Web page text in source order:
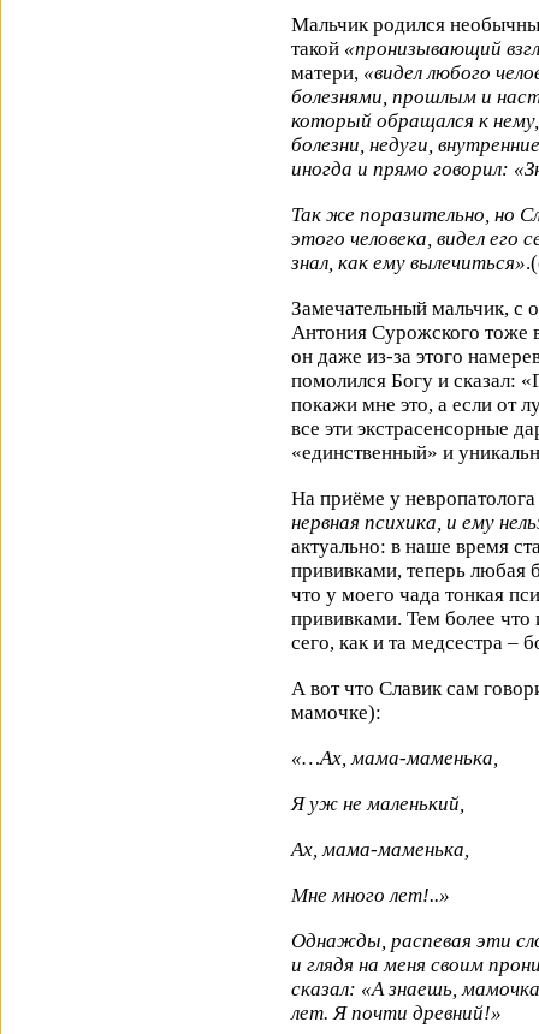
Мальчик родился
такой «пронизывающий
матери, «видел любого
болезнями, прошлым и
который обращался к нему,
болезни, недуги,
иногда и прямо говорил:
Так же поразительно, но
этого человека, видел его
знал, как ему вылечиться»
Замечательный мальчик, с
Антония Сурожского тоже
он даже из-за этого
помолился Богу и сказал:
покажи мне это, а если от
все эти экстрасенсорные
«единственный» и
На приёме у
нервная психика, и ему
актуально: в наше время
прививками, теперь любая
что у моего чада тонкая
прививками. Тем более что
сего, как и та медсестра –
А вот что Славик сам
мамочке):
«…Ах, мама-маменька,
Я уж не маленький,
Ах, мама-маменька,
Мне много лет!..»
Однажды, распевая эти
и глядя на меня своим
сказал: «А знаешь,
лет. Я почти древний!»